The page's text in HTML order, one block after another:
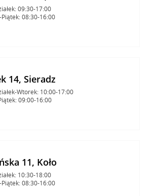
09:30-17:00
08:30-16:00
14, Sieradz
Wtorek: 10:00-17:00
09:00-16:00
11, Koło
10:30-18:00
08:30-16:00